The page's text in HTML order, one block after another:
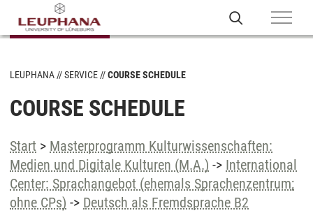
LEUPHANA SERVICE COURSE SCHEDULE
COURSE SCHEDULE
Start > Masterprogramm Kulturwissenschaften:
Medien und Digitale Kulturen (M.A.) -> International
Center: Sprachangebot (ehemals Sprachenzentrum;
ohne CPs) -> Deutsch als Fremdsprache B2